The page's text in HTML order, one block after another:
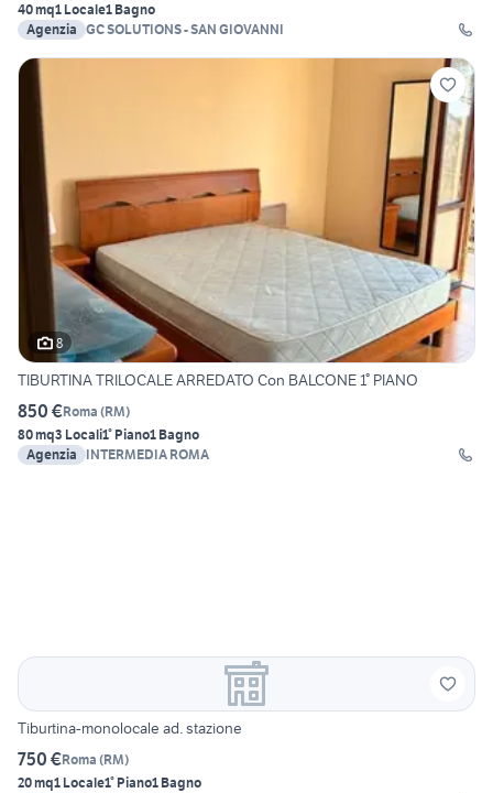
40 mq1 Locale1 Bagno
Agenzia GC SOLUTIONS - SAN GIOVANNI
8
TIBURTINA TRILOCALE ARREDATO Con BALCONE 1° PIANO
850 €Roma (RM)
80 mq3 Locali1° Piano1 Bagno
Agenzia
INTERMEDIA ROMA
Tiburtina-monolocale ad. stazione
750 €Roma (RM)
20 mq1 Locale1° Piano1 Bagno